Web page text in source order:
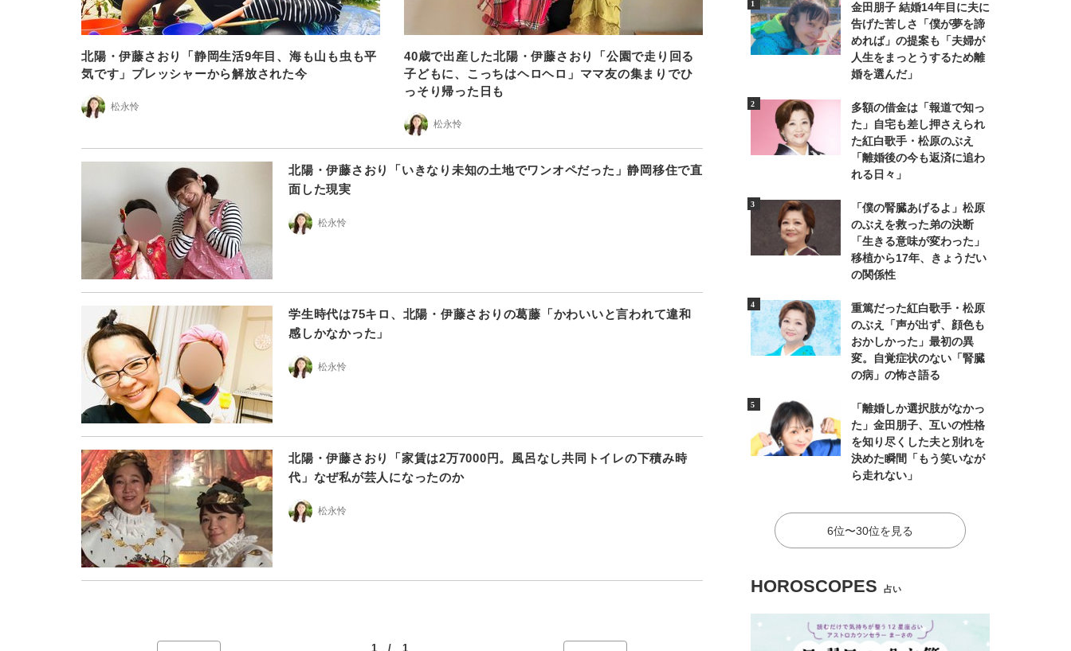
北陽・伊藤さおり「静岡生活9年目、海も山も虫も平
気です」プレッシャーから解放された今
松永怜
40歳で出産した北陽・伊藤さおり「公園で走り回る
子どもに、こっちはヘロヘロ」ママ友の集まりでひ
っそり帰った日も
松永怜
北陽・伊藤さおり「いきなり未知の土地でワンオペだった」静岡移住で直
面した現実
松永怜
学生時代は75キロ、北陽・伊藤さおりの葛藤「かわいいと言われて違和
感しかなかった」
松永怜
北陽・伊藤さおり「家賃は2万7000円。風呂なし共同トイレの下積み時
代」なぜ私が芸人になったのか
松永怜
1 / 1
金田朋子 結婚14年目に夫に
告げた苦しさ「僕が夢を諦
めれば」の提案も「夫婦が
人生をまっとうするため離
婚を選んだ」
多額の借金は「報道で知っ
た」自宅も差し押さえられ
た紅白歌手・松原のぶえ
「離婚後の今も返済に追わ
れる日々」
「僕の腎臓あげるよ」松原
のぶえを救った弟の決断
「生きる意味が変わった」
移植から17年、きょうだい
の関係性
重篤だった紅白歌手・松原
のぶえ「声が出ず、顔色も
おかしかった」最初の異
変。自覚症状のない「腎臓
の病」の怖さ語る
「離婚しか選択肢がなかっ
た」金田朋子、互いの性格
を知り尽くした夫と別れを
決めた瞬間「もう笑いなが
ら走れない」
6位〜30位を見る
HOROSCOPES 占い